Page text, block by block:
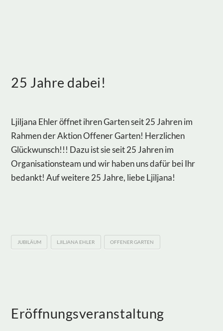
25 Jahre dabei!
Ljiljana Ehler öffnet ihren Garten seit 25 Jahren im
Rahmen der Aktion Offener Garten! Herzlichen
Glückwunsch!!! Dazu ist sie seit 25 Jahren im
Organisationsteam und wir haben uns dafür bei Ihr
bedankt! Auf weitere 25 Jahre, liebe Ljiljana!
JUBILÄUM LJILJANA EHLER OFFENER GARTEN
Eröffnungsveranstaltung